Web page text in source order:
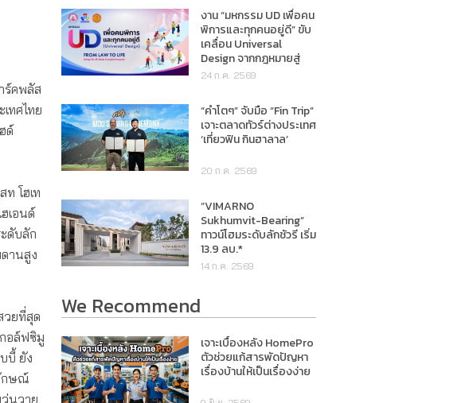
ร์คพลัส
ทศไทย
ด์
โฮเท
เอนด์
ดับลัก
านสูง
วยที่สุด
อล์ฟซิมู
บี้ ยัง
กษณ์
นวาย
งาน “มหกรรม UD เพื่อคน
พิการและทุกคนอยู่ดี” ขับ
เคลื่อน Universal
Design จากกฎหมายสู่
การใช้ชีวิตจริง
24 ก.ค. 2569
“คำโตๆ” จับมือ “Fin Trip”
เจาะตลาดทัวร์ต่างประเทศ
‘เที่ยวฟิน กินฮาลาล’
20 ก.ค. 2569
“VIMARNO
Sukhumvit-Bearing”
ทาวน์โฮมระดับลักชัวรี เริ่ม
13.9 ลบ.*
14 ก.ค. 2569
We Recommend
เจาะเบื้องหลัง HomePro
ตัวช่วยแก้สารพัดปัญหา
เรื่องบ้านให้เป็นเรื่องง่าย